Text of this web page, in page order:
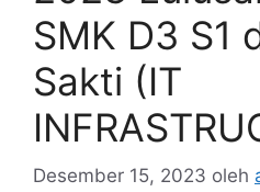
SMK D3 S1
Sakti (IT
Desember 15, 2023 oleh